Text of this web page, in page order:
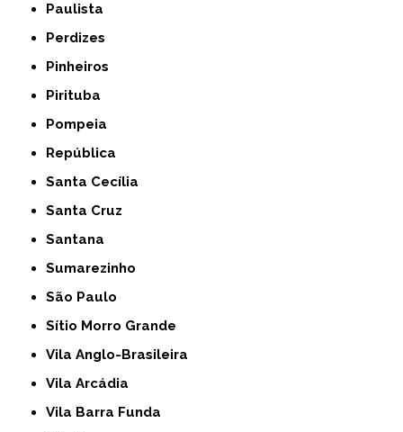
Paulista
Perdizes
Pinheiros
Pirituba
Pompeia
República
Santa Cecília
Santa Cruz
Santana
Sumarezinho
São Paulo
Sítio Morro Grande
Vila Anglo-Brasileira
Vila Arcádia
Vila Barra Funda